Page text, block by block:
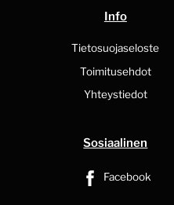
Info
Tietosuojaseloste
Toimitusehdot
Yhteystiedot
Sosiaalinen
Facebook